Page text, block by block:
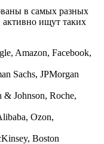
в самых разных
ищут таких
Amazon, Facebook,
Sachs, JPMorgan
& Johnson, Roche,
Ozon,
Boston